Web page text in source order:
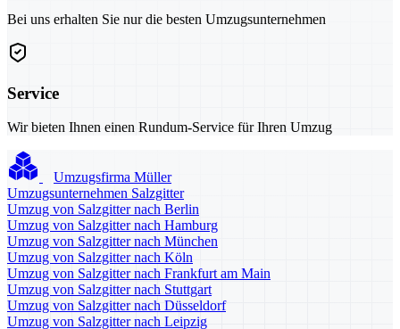
Bei uns erhalten Sie nur die besten Umzugsunternehmen
Service
Wir bieten Ihnen einen Rundum-Service für Ihren Umzug
Umzugsfirma Müller
Umzugsunternehmen Salzgitter
Umzug von Salzgitter nach Berlin
Umzug von Salzgitter nach Hamburg
Umzug von Salzgitter nach München
Umzug von Salzgitter nach Köln
Umzug von Salzgitter nach Frankfurt am Main
Umzug von Salzgitter nach Stuttgart
Umzug von Salzgitter nach Düsseldorf
Umzug von Salzgitter nach Leipzig